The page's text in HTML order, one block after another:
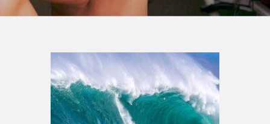
TIENDA FAMILY SURFERS